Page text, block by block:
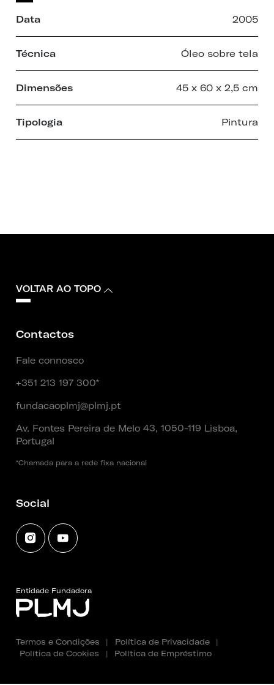
Data 2005
Técnica Óleo sobre tela
Dimensões 45 x 60 x 2,5 cm
Tipologia Pintura
VOLTAR AO TOPO
Contactos
Fale connosco
+351 213 197 300*
fundacaoplmj@plmj.pt
Av. Fontes Pereira de Melo 43, 1050-119 Lisboa,
Portugal
*Chamada para a rede fixa nacional
Social
Entidade Fundadora
Termos e Condições | Política de Privacidade
|
Política de Cookies
| Política de Empréstimo